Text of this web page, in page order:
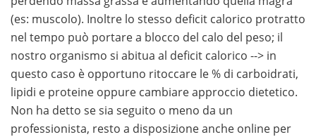
(es: muscolo). Inoltre lo stesso deficit calorico protratto
nel tempo può portare a blocco del calo del peso; il
nostro organismo si abitua al deficit calorico --> in
questo caso è opportuno ritoccare le % di carboidrati,
lipidi e proteine oppure cambiare approccio dietetico.
Non ha detto se sia seguito o meno da un
professionista, resto a disposizione anche online per